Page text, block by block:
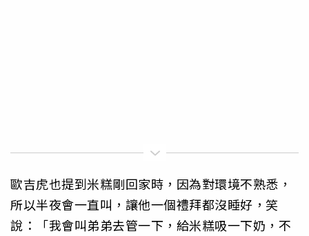
歐吉虎也提到米糕剛回家時，因為對環境不熟悉，
所以半夜會一直叫，讓他一個禮拜都沒睡好，笑
說：「我會叫弟弟去管一下，給米糕吸一下奶，不